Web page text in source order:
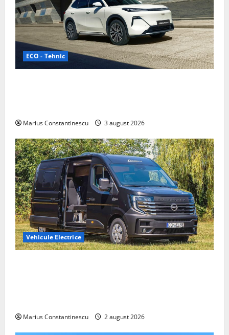
(WFES)
din
Abu
Dhabi,
UAE
ECO - Tehnic
Marius Constantinescu 3 august 2026
Vehicule Electrice
Marius Constantinescu 2 august 2026